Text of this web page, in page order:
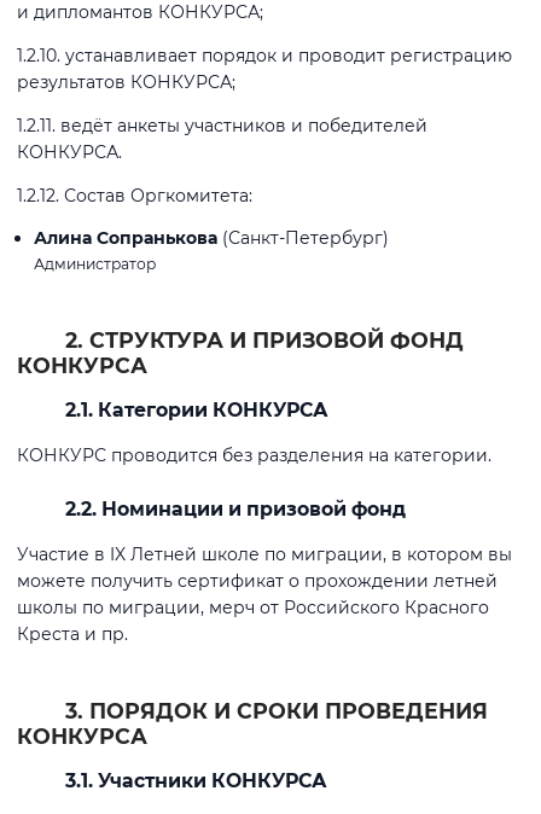
и дипломантов КОНКУРСА;
1.2.10. устанавливает порядок и проводит регистрацию
результатов КОНКУРСА;
1.2.11. ведёт анкеты участников и победителей
КОНКУРСА.
1.2.12. Состав Оргкомитета:
Алина Сопранькова (Санкт-Петербург)
Администратор
2. СТРУКТУРА И ПРИЗОВОЙ ФОНД
КОНКУРСА
2.1. Категории КОНКУРСА
КОНКУРС проводится без разделения на категории.
2.2. Номинации и призовой фонд
Участие в IX Летней школе по миграции, в котором вы
можете получить сертификат о прохождении летней
школы по миграции, мерч от Российского Красного
Креста и пр.
3. ПОРЯДОК И СРОКИ ПРОВЕДЕНИЯ
КОНКУРСА
3.1. Участники КОНКУРСА